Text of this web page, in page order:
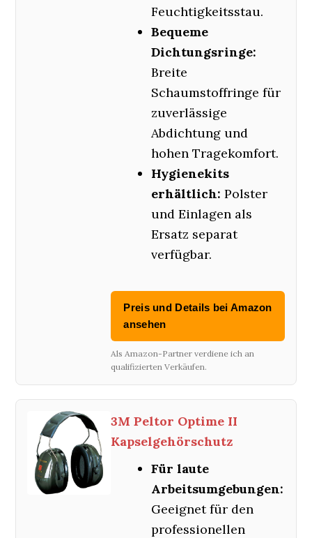
Feuchtigkeitsstau.
Bequeme
Dichtungsringe:
Breite
Schaumstoffringe für
zuverlässige
Abdichtung und
hohen Tragekomfort.
Hygienekits
erhältlich: Polster
und Einlagen als
Ersatz separat
verfügbar.
Preis und Details bei Amazon
ansehen
Als Amazon-Partner verdiene ich an
qualifizierten Verkäufen.
3M Peltor Optime II
Kapselgehörschutz
Für laute
Arbeitsumgebungen:
Geeignet für den
professionellen